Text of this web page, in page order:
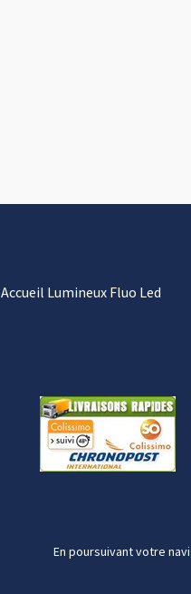
Accueil Lumineux Fluo Led
En poursuivant votre